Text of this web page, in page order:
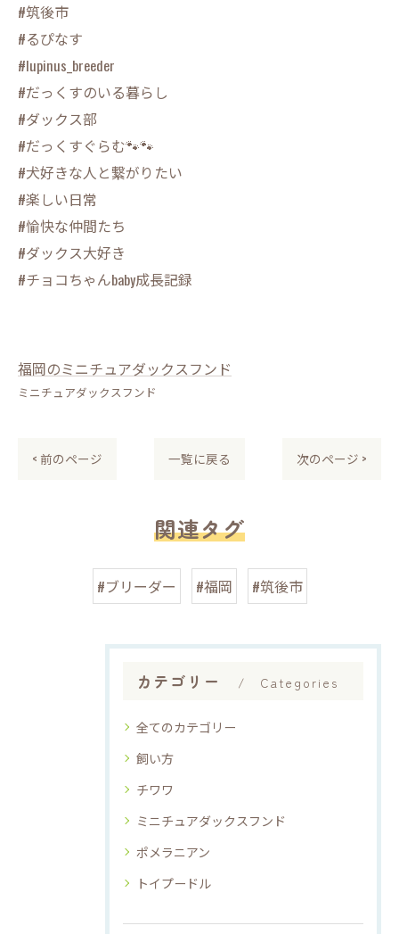
#筑後市
#るぴなす
#lupinus_breeder
#だっくすのいる暮らし
#ダックス部
#だっくすぐらむ🐾🐾
#犬好きな人と繋がりたい
#楽しい日常
#愉快な仲間たち
#ダックス大好き
#チョコちゃんbaby成長記録
福岡のミニチュアダックスフンド
ミニチュアダックスフンド
< 前のページ 一覧に戻る 次のページ >
関連タグ
#ブリーダー #福岡 #筑後市
カテゴリー Categories
全てのカテゴリー
飼い方
チワワ
ミニチュアダックスフンド
ポメラニアン
トイプードル